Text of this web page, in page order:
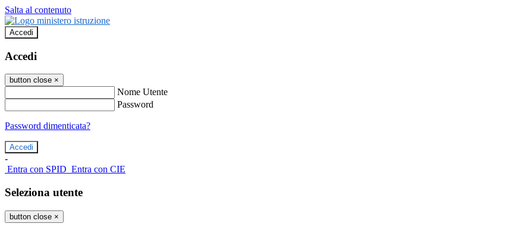
Salta al contenuto
Accedi
Accedi
button close ×
Nome Utente
Password
Password dimenticata?
-
Entra con SPID Entra con CIE
Seleziona utente
button close ×